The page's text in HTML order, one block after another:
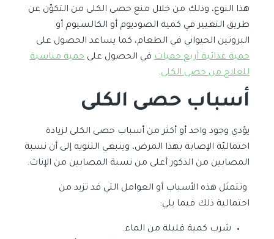
هذا النوع، وذلك من خلال منع حصى الكلى من التكوّن عن
طريق التغيير في كمية الصوديوم أو الكالسيوم أو
البروتين الحيواني في الطعام، كما يساعد الحصول على
حمية غذائية أربع حميات في الحصول على حمية مناسبة
للعلاج من حصى الكلى.
أسباب حصى الكلى
يؤدي وجود واحد أو أكثر من أسباب حصى الكلى لزيادة
احتماليّة الإصابة بهذا المرض، وينبغي التنويه إلى أن نسبة
المصابين من الذكور أعلى من نسبة المصابين من الإناث.
وتتمثل هذه الأسباب أو العوامل التي قد تزيد من
احتمالية ذلك فيما يلي:
شرب كمية قليلة من الماء.